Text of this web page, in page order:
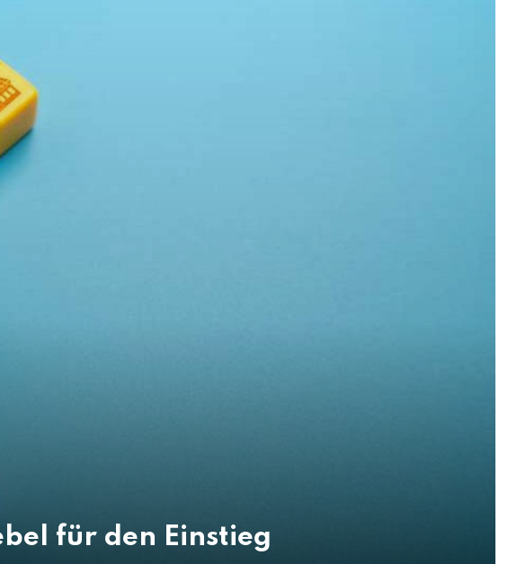
für den Einstieg